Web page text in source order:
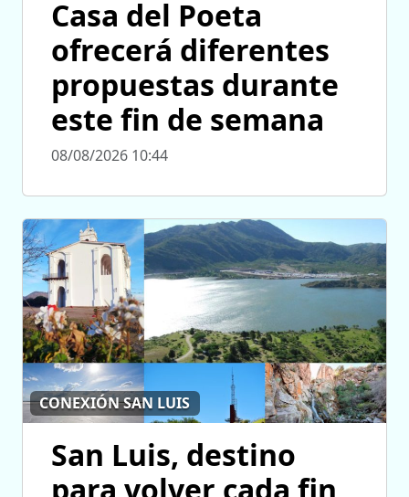
Casa del Poeta
ofrecerá diferentes
propuestas durante
este fin de semana
08/08/2026 10:44
CONEXIÓN SAN LUIS
San Luis, destino
para volver cada fin